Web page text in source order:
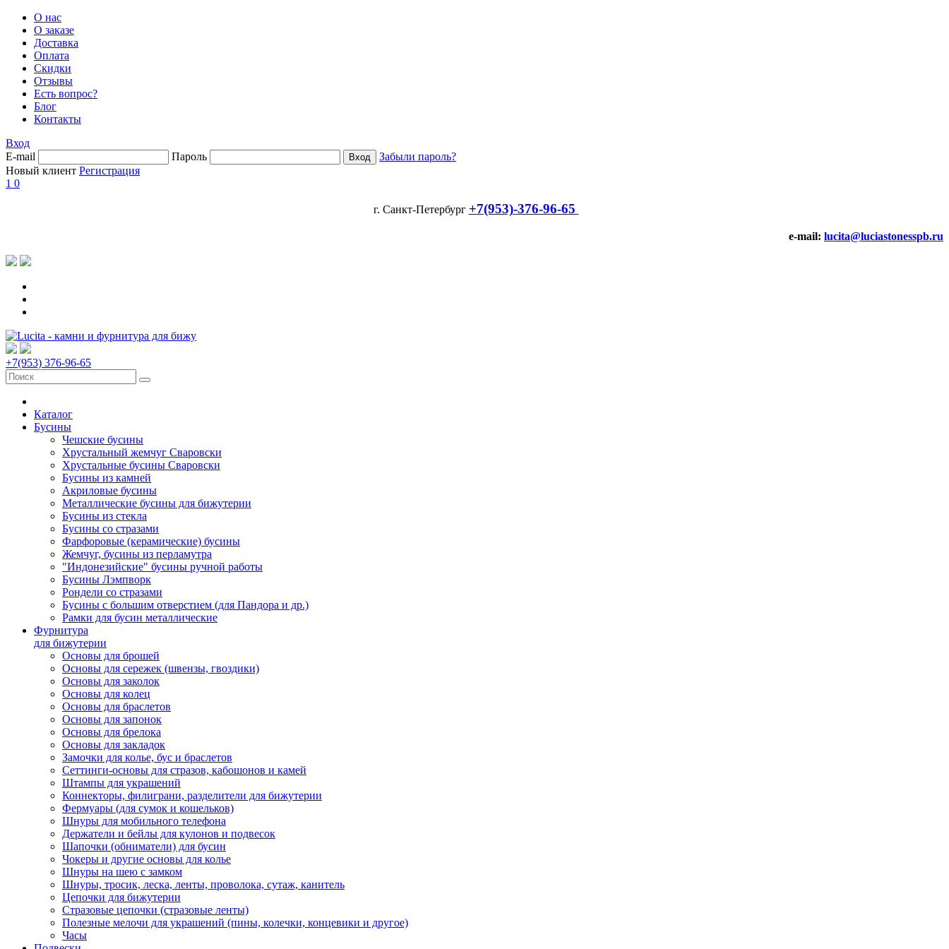
О нас
О заказе
Доставка
Оплата
Скидки
Отзывы
Есть вопрос?
Блог
Контакты
Вход
E-mail
Пароль
Забыли пароль?
Новый клиент Регистрация
1 0
г. Санкт-Петербург +7(953)-376-96-65
e-mail: lucita@luciastonesspb.ru
+7(953) 376-96-65
Каталог
Бусины
Чешские бусины
Хрустальный жемчуг Сваровски
Хрустальные бусины Сваровски
Бусины из камней
Акриловые бусины
Металлические бусины для бижутерии
Бусины из стекла
Бусины со стразами
Фарфоровые (керамические) бусины
Жемчуг, бусины из перламутра
"Индонезийские" бусины ручной работы
Бусины Лэмпворк
Рондели со стразами
Бусины с большим отверстием (для Пандора и др.)
Рамки для бусин металлические
Фурнитура
для бижутерии
Основы для брошей
Основы для сережек (швензы, гвоздики)
Основы для заколок
Основы для колец
Основы для браслетов
Основы для запонок
Основы для брелока
Основы для закладок
Замочки для колье, бус и браслетов
Сеттинги-основы для стразов, кабошонов и камей
Штампы для украшений
Коннекторы, филиграни, разделители для бижутерии
Фермуары (для сумок и кошельков)
Шнуры для мобильного телефона
Держатели и бейлы для кулонов и подвесок
Шапочки (обниматели) для бусин
Чокеры и другие основы для колье
Шнуры на шею с замком
Шнуры, тросик, леска, ленты, проволока, сутаж, канитель
Цепочки для бижутерии
Стразовые цепочки (стразовые ленты)
Полезные мелочи для украшений (пины, колечки, концевики и другое)
Часы